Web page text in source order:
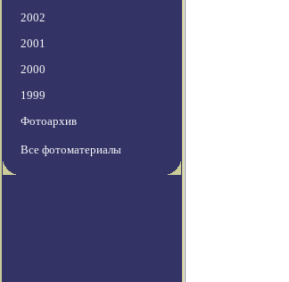
2002
2001
2000
1999
Фотоархив
Все фотоматериалы